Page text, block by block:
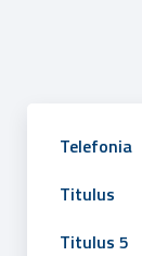
Telefonia
Titulus
Titulus 5